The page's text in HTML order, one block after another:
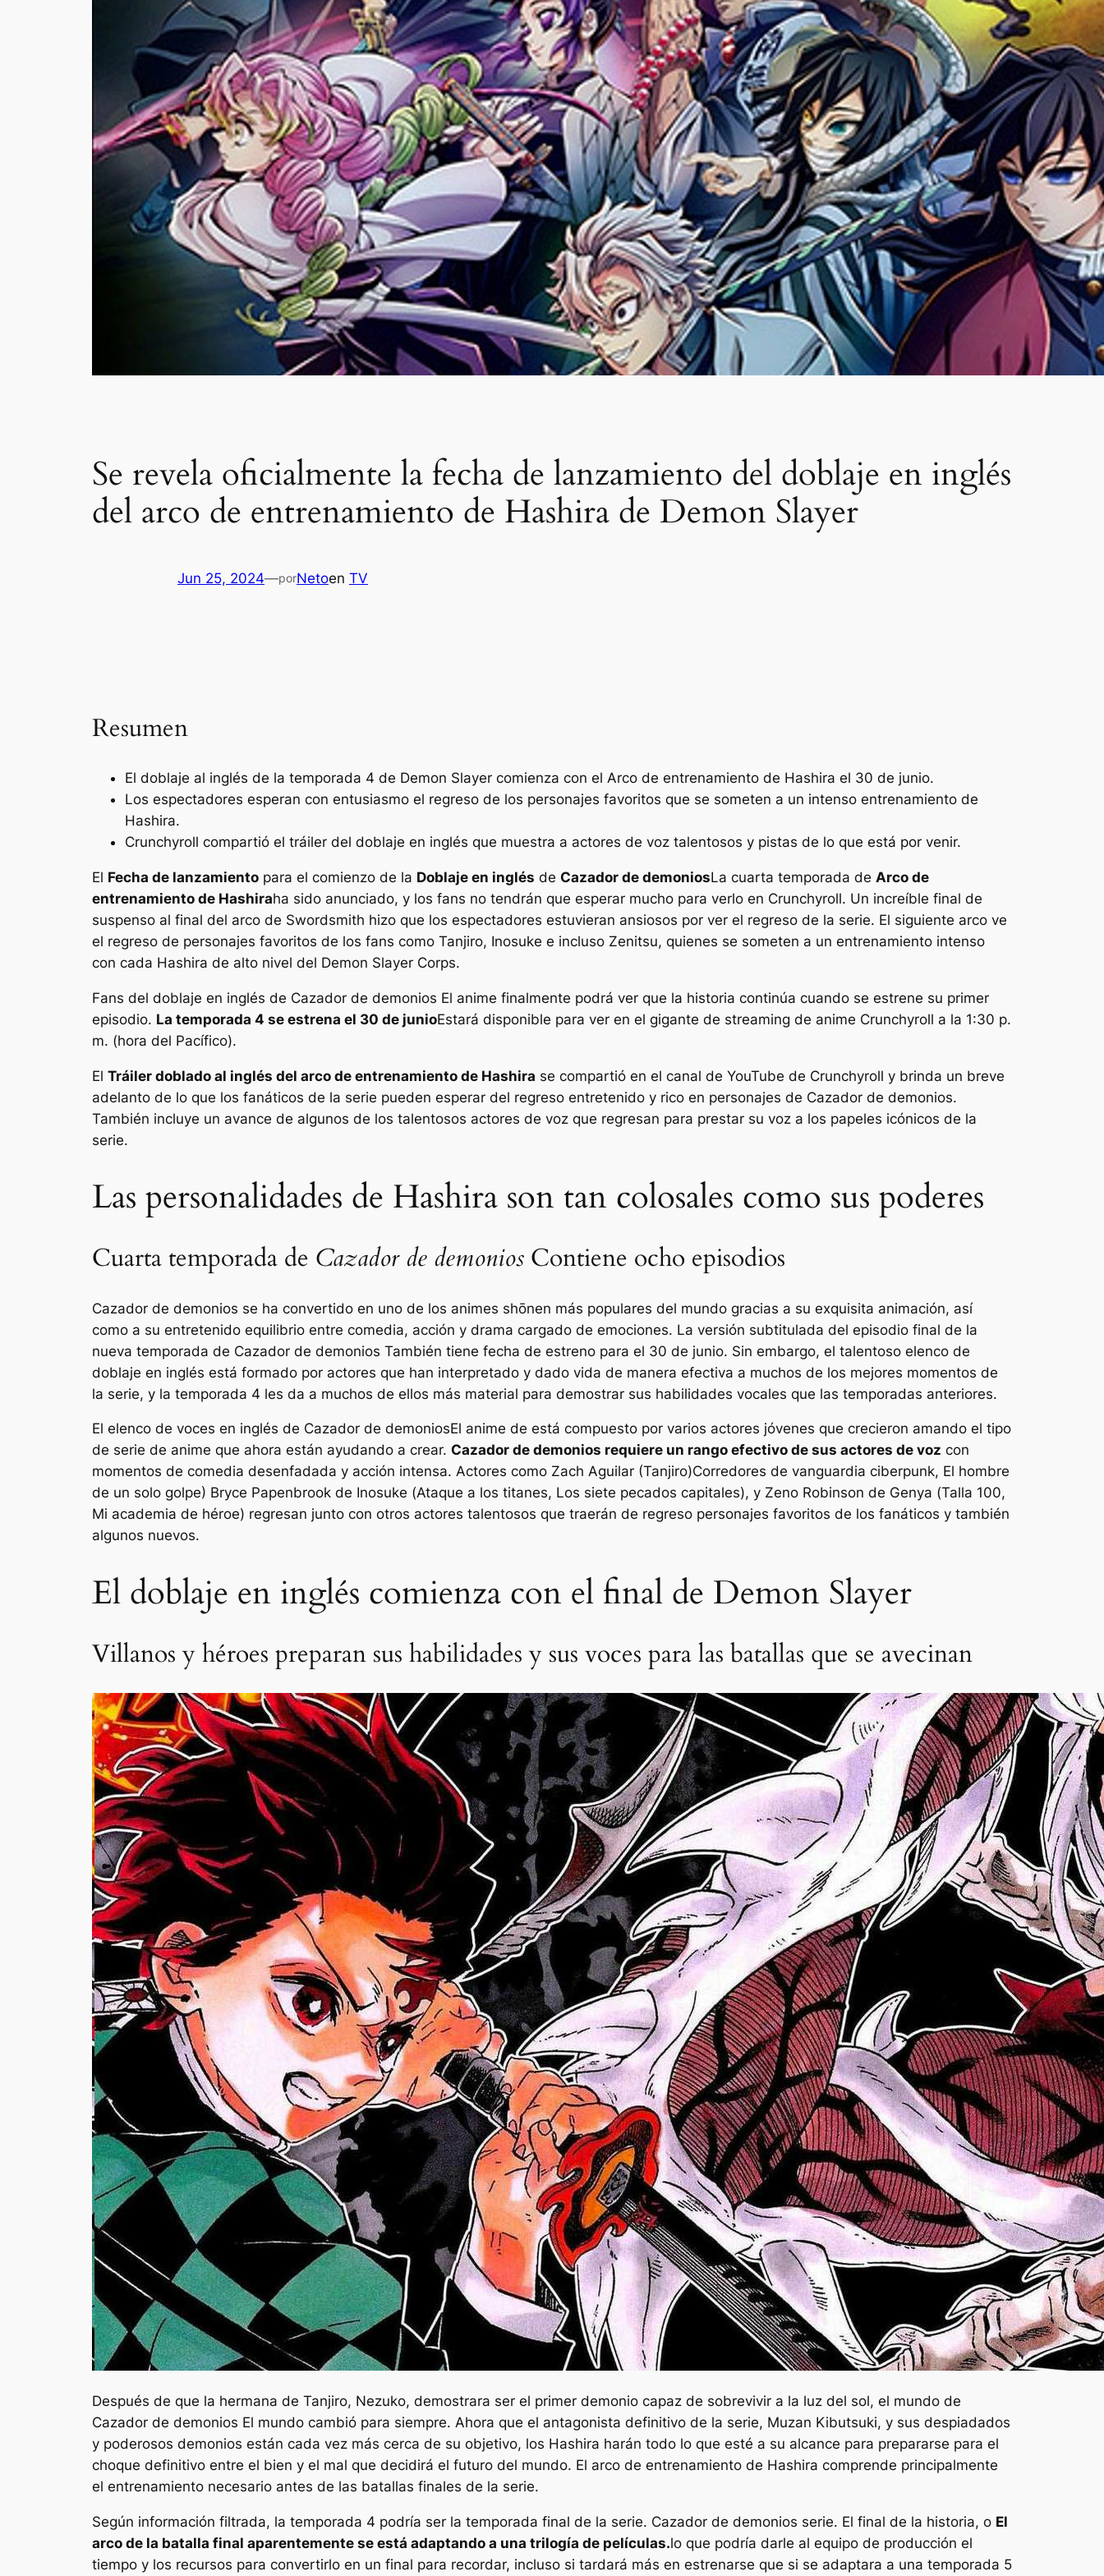
Se revela oficialmente la fecha de lanzamiento del doblaje en inglés
del arco de entrenamiento de Hashira de Demon Slayer
Jun 25, 2024—porNetoen TV
Resumen
El doblaje al inglés de la temporada 4 de Demon Slayer comienza con el Arco de entrenamiento de Hashira el 30 de junio.
Los espectadores esperan con entusiasmo el regreso de los personajes favoritos que se someten a un intenso entrenamiento de
Hashira.
Crunchyroll compartió el tráiler del doblaje en inglés que muestra a actores de voz talentosos y pistas de lo que está por venir.
El Fecha de lanzamiento para el comienzo de la Doblaje en inglés de Cazador de demoniosLa cuarta temporada de Arco de
entrenamiento de Hashiraha sido anunciado, y los fans no tendrán que esperar mucho para verlo en Crunchyroll. Un increíble final de
suspenso al final del arco de Swordsmith hizo que los espectadores estuvieran ansiosos por ver el regreso de la serie. El siguiente arco ve
el regreso de personajes favoritos de los fans como Tanjiro, Inosuke e incluso Zenitsu, quienes se someten a un entrenamiento intenso
con cada Hashira de alto nivel del Demon Slayer Corps.
Fans del doblaje en inglés de Cazador de demonios El anime finalmente podrá ver que la historia continúa cuando se estrene su primer
episodio. La temporada 4 se estrena el 30 de junioEstará disponible para ver en el gigante de streaming de anime Crunchyroll a la 1:30 p.
m. (hora del Pacífico).
El Tráiler doblado al inglés del arco de entrenamiento de Hashira se compartió en el canal de YouTube de Crunchyroll y brinda un breve
adelanto de lo que los fanáticos de la serie pueden esperar del regreso entretenido y rico en personajes de Cazador de demonios.
También incluye un avance de algunos de los talentosos actores de voz que regresan para prestar su voz a los papeles icónicos de la
serie.
Las personalidades de Hashira son tan colosales como sus poderes
Cuarta temporada de Cazador de demonios Contiene ocho episodios
Cazador de demonios se ha convertido en uno de los animes shōnen más populares del mundo gracias a su exquisita animación, así
como a su entretenido equilibrio entre comedia, acción y drama cargado de emociones. La versión subtitulada del episodio final de la
nueva temporada de Cazador de demonios También tiene fecha de estreno para el 30 de junio. Sin embargo, el talentoso elenco de
doblaje en inglés está formado por actores que han interpretado y dado vida de manera efectiva a muchos de los mejores momentos de
la serie, y la temporada 4 les da a muchos de ellos más material para demostrar sus habilidades vocales que las temporadas anteriores.
El elenco de voces en inglés de Cazador de demoniosEl anime de está compuesto por varios actores jóvenes que crecieron amando el tipo
de serie de anime que ahora están ayudando a crear. Cazador de demonios requiere un rango efectivo de sus actores de voz con
momentos de comedia desenfadada y acción intensa. Actores como Zach Aguilar (Tanjiro)Corredores de vanguardia ciberpunk, El hombre
de un solo golpe) Bryce Papenbrook de Inosuke (Ataque a los titanes, Los siete pecados capitales), y Zeno Robinson de Genya (Talla 100,
Mi academia de héroe) regresan junto con otros actores talentosos que traerán de regreso personajes favoritos de los fanáticos y también
algunos nuevos.
El doblaje en inglés comienza con el final de Demon Slayer
Villanos y héroes preparan sus habilidades y sus voces para las batallas que se avecinan
Después de que la hermana de Tanjiro, Nezuko, demostrara ser el primer demonio capaz de sobrevivir a la luz del sol, el mundo de
Cazador de demonios El mundo cambió para siempre. Ahora que el antagonista definitivo de la serie, Muzan Kibutsuki, y sus despiadados
y poderosos demonios están cada vez más cerca de su objetivo, los Hashira harán todo lo que esté a su alcance para prepararse para el
choque definitivo entre el bien y el mal que decidirá el futuro del mundo. El arco de entrenamiento de Hashira comprende principalmente
el entrenamiento necesario antes de las batallas finales de la serie.
Según información filtrada, la temporada 4 podría ser la temporada final de la serie. Cazador de demonios serie. El final de la historia, o El
arco de la batalla final aparentemente se está adaptando a una trilogía de películas.lo que podría darle al equipo de producción el
tiempo y los recursos para convertirlo en un final para recordar, incluso si tardará más en estrenarse que si se adaptara a una temporada 5